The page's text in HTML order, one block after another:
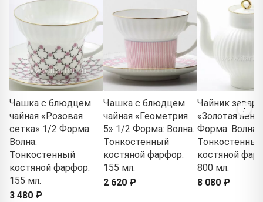
Чашка с блюдцем
чайная «Розовая
сетка» 1/2 Форма:
Волна.
Тонкостенный
костяной фарфор.
155 мл.
3 480 ₽
Чашка с блюдцем
чайная «Геометрия
5» 1/2 Форма: Волна.
Тонкостенный
костяной фарфор.
155 мл.
2 620 ₽
Чайник
«Золотая
Форма: Волна.
Тонкостенный
костяной
800 мл.
8 080 ₽